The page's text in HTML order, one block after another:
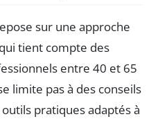
sur une approche
qui tient compte des
entre 40 et 65
limite pas à des conseils
pratiques adaptés à